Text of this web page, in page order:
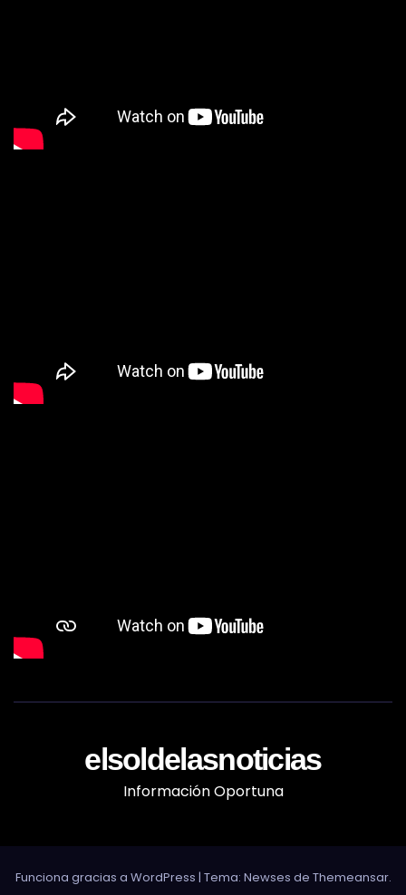
elsoldelasnoticias
Información Oportuna
Funciona gracias a WordPress | Tema: Newses de Themeansar.